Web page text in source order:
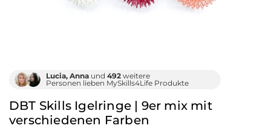
Lucia, Anna und 492 weitere
Personen lieben MySkills4Life Produkte
DBT Skills Igelringe | 9er mix mit
verschiedenen Farben